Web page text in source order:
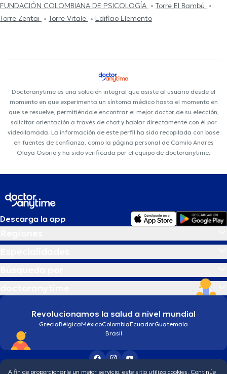
FUNDACIÓN COLOMBIANA DE PSICOLOGÍA
Torre El Bambú
Torre Zentai
Torre Vitale Edificio Elemento
Doctoranytime es una solución integral que asiste al usuario desde el
momento en que experimenta un síntoma médico hasta el momento en
que se resuelve, permitiéndole encontrar el mejor doctor de su elección,
solicitar orientación a través de chat y hablar directamente con él por
videollamada. La información de este perfil ha sido recopilada con base
en fuentes de confianza, como la página personal de Camilo Andres
Olaya Osorio y ha sido verificada por el equipo de doctoranytime.
Descarga la app
Revolucionamos la salud a nivel mundial
GreciaBélgicaMéxicoColombiaEcuadorGuatemala
Brasil
A fin de proporcionarle un mejor servicio, este sitio utiliza cookies. Continúe